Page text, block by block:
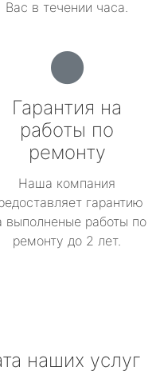
Вас в течении часа.
Гарантия на
работы по
ремонту
Наша компания
гарантию
выполненые работы по
ремонту до 2 лет.
наших услуг